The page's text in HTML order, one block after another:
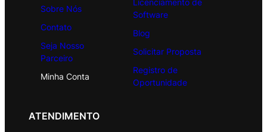
Sobre Nós
Contato
Seja Nosso
Parceiro
Minha Conta
Licenciamento de
Software
Blog
Solicitar Proposta
Registro de
Oportunidade
ATENDIMENTO